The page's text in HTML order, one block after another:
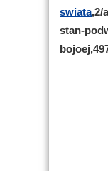
swiata,2/
stan-